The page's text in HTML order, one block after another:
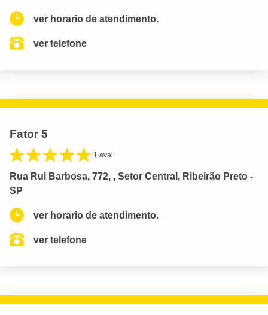
ver horario de atendimento.
ver telefone
Fator 5
1 aval.
Rua Rui Barbosa, 772, , Setor Central, Ribeirão Preto -
SP
ver horario de atendimento.
ver telefone